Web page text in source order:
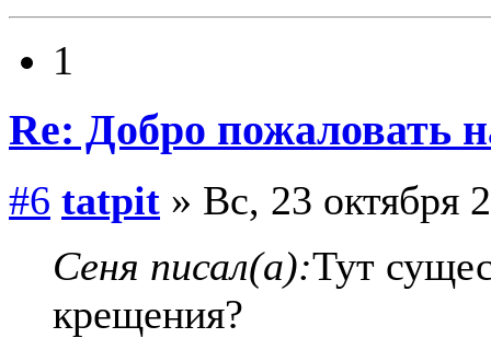
1
Re: Добро пожаловать
#6 tatpit » Вс, 23 октября
Сеня писал(а):Тут
крещения?